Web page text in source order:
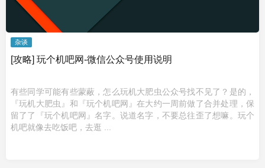
杂谈
[攻略] 玩个机吧网-微信公众号使用说明
有些同学可能有些蒙蔽，怎么玩机大肥虫公众号找不见了？是的，
『玩机大肥虫』和『玩个机吧网』在大约一周前做了合并处理，保
留了了『玩个机吧网』名字。说道名字，不要总往歪了想嘛。玩个
机吧就像去吃饭吧，去逛 ...